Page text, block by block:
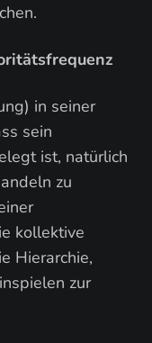
in seiner
sein
ist, natürlich
zu
kollektive
Hierarchie,
zur